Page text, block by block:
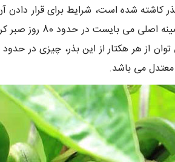
الی 4 برگ می
معتدل می باشد.